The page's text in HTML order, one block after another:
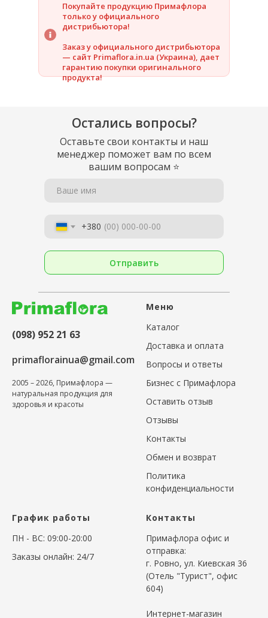
Покупайте продукцию Примафлора
только у официального
дистрибьютора!
Заказ у официального дистрибьютора
— сайт Primaflora.in.ua (Украина), дает
гарантию покупки оригинального
продукта!
Остались вопросы?
Оставьте свои контакты и наш
менеджер поможет вам по всем
вашим вопросам ⭐
Ваше имя
+380
Отправить
(098) 952 21 63
primaflorainua@gmail.com
2005 – 2026, Примафлора —
натуральная продукция для
здоровья и красоты
Меню
Каталог
Доставка и оплата
Вопросы и ответы
Бизнес с Примафлора
Оставить отзыв
Отзывы
Контакты
Обмен и возврат
Политика
конфиденциальности
График работы
ПН - ВС: 09:00-20:00
Заказы онлайн: 24/7
Контакты
Примафлора офис и
отправка:
г. Ровно, ул. Киевская 36
(Отель "Турист", офис
604)
Интернет-магазин